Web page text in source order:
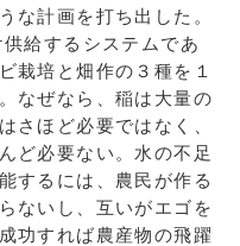
な計画を打ち出した。
給するシステムであ
栽培と畑作の３種を１
なぜなら、稲は大量の
さほど必要ではなく、
ど必要ない。水の不足
するには、農民が作る
ないし、互いがエゴを
功すれば農産物の飛躍